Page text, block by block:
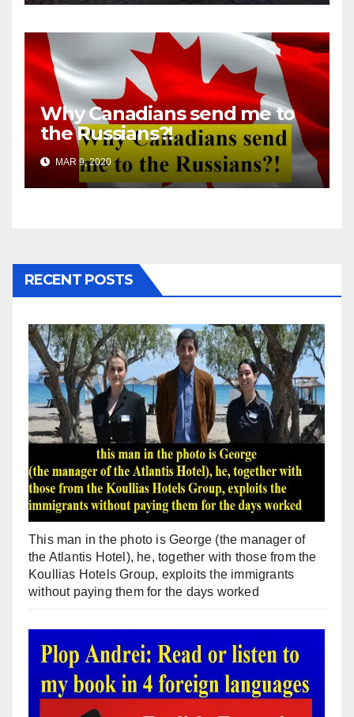
Why Canadians send me to
the Russians?!
MAR 9, 2020
RECENT POSTS
This man in the photo is George (the manager of
the Atlantis Hotel), he, together with those from the
Koullias Hotels Group, exploits the immigrants
without paying them for the days worked